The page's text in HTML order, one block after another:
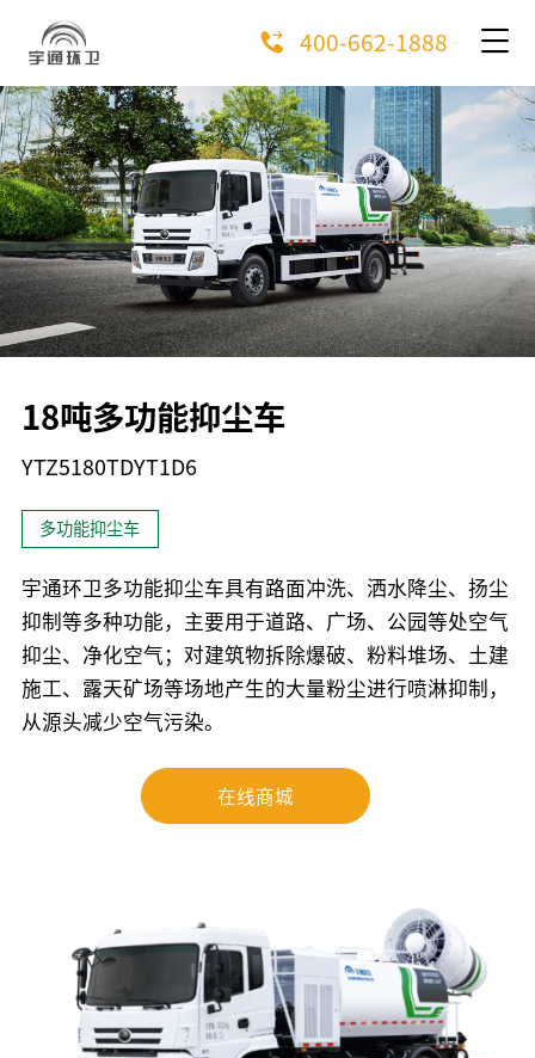
400-662-1888
18吨多功能抑尘车
YTZ5180TDYT1D6
多功能抑尘车
宇通环卫多功能抑尘车具有路面冲洗、洒水降尘、扬尘
抑制等多种功能，主要用于道路、广场、公园等处空气
抑尘、净化空气；对建筑物拆除爆破、粉料堆场、土建
施工、露天矿场等场地产生的大量粉尘进行喷淋抑制，
从源头减少空气污染。
在线商城